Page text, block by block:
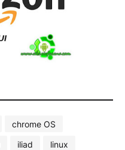
chrome OS
iliad
linux